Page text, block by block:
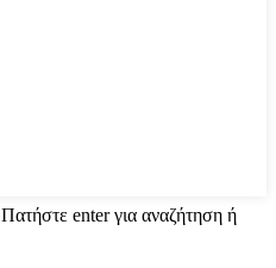
Πατήστε enter για αναζήτηση ή